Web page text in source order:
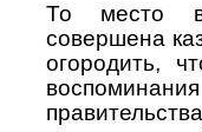
То место
совершена
огородить,